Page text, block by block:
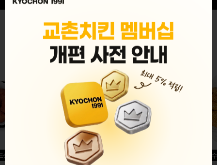
MENU
글윙
반반순살[레드+허니]
허니옥